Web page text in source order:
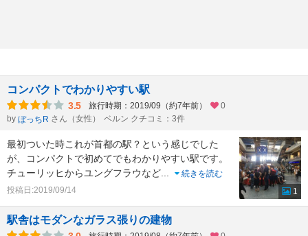
コンパクトでわかりやすい駅
3.5 旅行時期：2019/09（約7年前）
0
by ぼっちR さん（女性） ベルン クチコミ：3件
最初ついた時これが首都の駅？という感じでした
が、コンパクトで初めてでもわかりやすい駅です。
チューリッヒからユングフラウなど
続きを読む
投稿日:2019/09/14
1
駅舎はモダンなガラス張りの建物